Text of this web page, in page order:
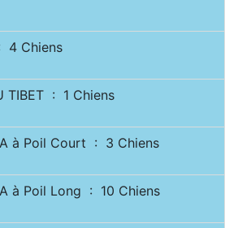
4 Chiens
TIBET : 1 Chiens
à Poil Court : 3 Chiens
à Poil Long : 10 Chiens